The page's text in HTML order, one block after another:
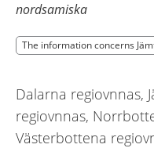
nordsamiska
The information concerns
The information concerns
Dalarna regiovnnas,
regiovnnas,
Västerbottena